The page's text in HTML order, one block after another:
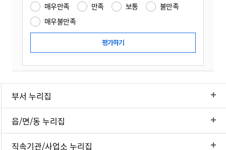
매우만족 만족 보통
불만족
매우불만족
부서 누리집
읍/면/동 누리집
직속기관/사업소 누리집